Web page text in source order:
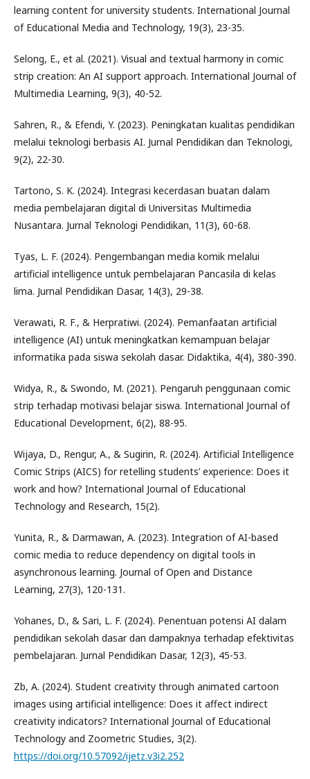
learning content for university students. International Journal
of Educational Media and Technology, 19(3), 23-35.
Selong, E., et al. (2021). Visual and textual harmony in comic
strip creation: An AI support approach. International Journal of
Multimedia Learning, 9(3), 40-52.
Sahren, R., & Efendi, Y. (2023). Peningkatan kualitas pendidikan
melalui teknologi berbasis AI. Jurnal Pendidikan dan Teknologi,
9(2), 22-30.
Tartono, S. K. (2024). Integrasi kecerdasan buatan dalam
media pembelajaran digital di Universitas Multimedia
Nusantara. Jurnal Teknologi Pendidikan, 11(3), 60-68.
Tyas, L. F. (2024). Pengembangan media komik melalui
artificial intelligence untuk pembelajaran Pancasila di kelas
lima. Jurnal Pendidikan Dasar, 14(3), 29-38.
Verawati, R. F., & Herpratiwi. (2024). Pemanfaatan artificial
intelligence (AI) untuk meningkatkan kemampuan belajar
informatika pada siswa sekolah dasar. Didaktika, 4(4), 380-390.
Widya, R., & Swondo, M. (2021). Pengaruh penggunaan comic
strip terhadap motivasi belajar siswa. International Journal of
Educational Development, 6(2), 88-95.
Wijaya, D., Rengur, A., & Sugirin, R. (2024). Artificial Intelligence
Comic Strips (AICS) for retelling students’ experience: Does it
work and how? International Journal of Educational
Technology and Research, 15(2).
Yunita, R., & Darmawan, A. (2023). Integration of AI-based
comic media to reduce dependency on digital tools in
asynchronous learning. Journal of Open and Distance
Learning, 27(3), 120-131.
Yohanes, D., & Sari, L. F. (2024). Penentuan potensi AI dalam
pendidikan sekolah dasar dan dampaknya terhadap efektivitas
pembelajaran. Jurnal Pendidikan Dasar, 12(3), 45-53.
Zb, A. (2024). Student creativity through animated cartoon
images using artificial intelligence: Does it affect indirect
creativity indicators? International Journal of Educational
Technology and Zoometric Studies, 3(2).
https://doi.org/10.57092/ijetz.v3i2.252